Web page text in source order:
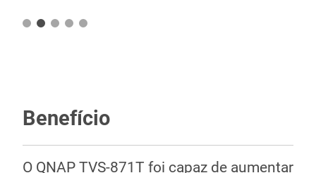
Benefício
O QNAP TVS-871T foi capaz de aumentar